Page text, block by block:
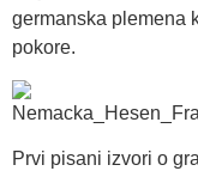
germanska plemena
pokore.
Prvi pisani izvori o